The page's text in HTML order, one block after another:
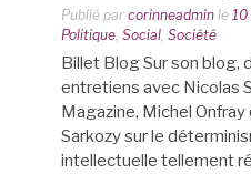
Publié par corinneadmin le 10
Politique, Social, Société
Billet Blog Sur son blog,
entretiens avec Nicolas
Magazine, Michel Onfray
Sarkozy sur le
intellectuelle tellement